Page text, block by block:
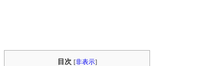
目次 [非表示]